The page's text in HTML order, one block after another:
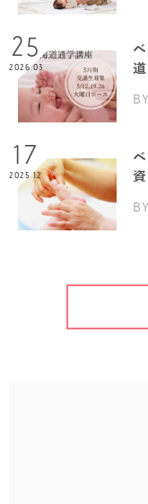
25
2026.03
BY
17
2025.12
BY